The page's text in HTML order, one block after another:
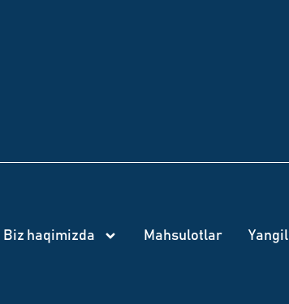
Biz haqimizda Mahsulotlar